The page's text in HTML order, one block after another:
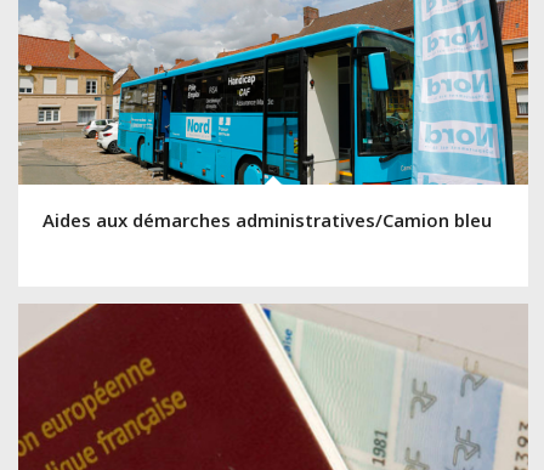
Aides aux démarches administratives/Camion bleu